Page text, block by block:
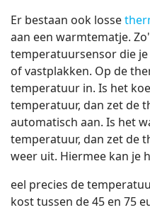
Er bestaan ook losse
aan een warmtematje.
temperatuursensor die
of vastplakken. Op de
temperatuur in. Is het
temperatuur, dan zet de
automatisch aan. Is het
temperatuur, dan zet de
weer uit. Hiermee kan je h
eel precies de
kost tussen de 45 en 75